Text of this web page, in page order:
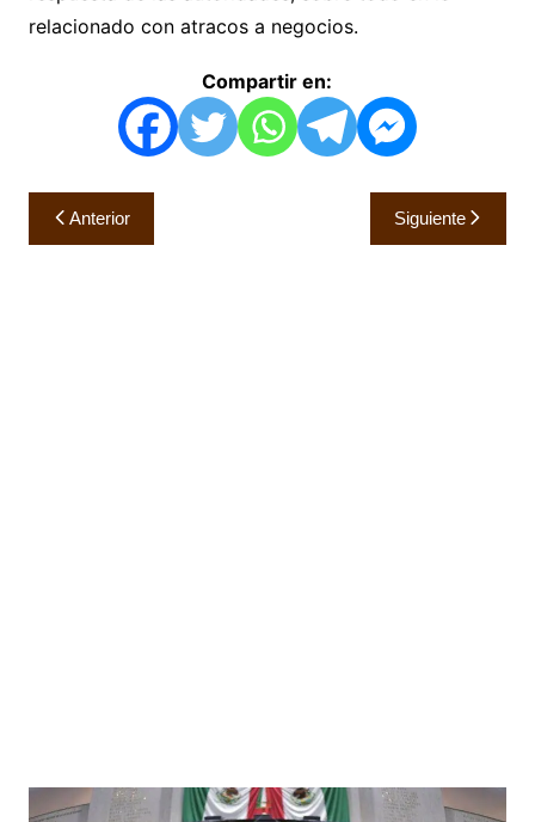
relacionado con atracos a negocios.
Compartir en:
Navegación
de
Anterior Siguiente